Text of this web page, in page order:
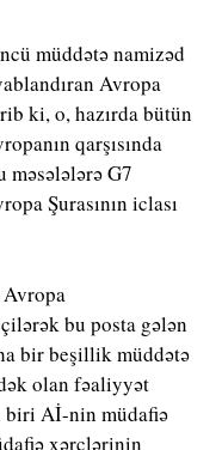
müddətə namizəd
Avropa
ki, o, hazırda bütün
qarşısında
məsələlərə G7
Şurasının iclası
bu posta gələn
bir beşillik müddətə
olan fəaliyyət
biri Aİ-nin müdafiə
xərclərinin